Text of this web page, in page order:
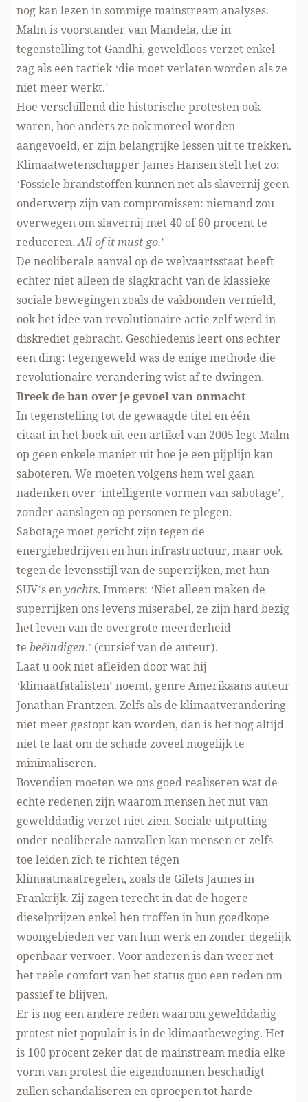
nog kan lezen in sommige mainstream analyses.
Malm is voorstander van Mandela, die in
tegenstelling tot Gandhi, geweldloos verzet enkel
zag als een tactiek ‘die moet verlaten worden als ze
niet meer werkt.’
Hoe verschillend die historische protesten ook
waren, hoe anders ze ook moreel worden
aangevoeld, er zijn belangrijke lessen uit te trekken.
Klimaatwetenschapper James Hansen stelt het zo:
‘Fossiele brandstoffen kunnen net als slavernij geen
onderwerp zijn van compromissen: niemand zou
overwegen om slavernij met 40 of 60 procent te
reduceren.All of it must go.’
De neoliberale aanval op de welvaartsstaat heeft
echter niet alleen de slagkracht van de klassieke
sociale bewegingen zoals de vakbonden vernield,
ook het idee van revolutionaire actie zelf werd in
diskrediet gebracht. Geschiedenis leert ons echter
een ding: tegengeweld was de enige methode die
revolutionaire verandering wist af te dwingen.
Breek de ban over je gevoel van onmacht
In tegenstelling tot de gewaagde titel en één
citaat in het boek uit een artikel van 2005 legt Malm
op geen enkele manier uit hoe je een pijplijn kan
saboteren. We moeten volgens hem wel gaan
nadenken over ‘intelligente vormen van sabotage’,
zonder aanslagen op personen te plegen.
Sabotage moet gericht zijn tegen de
energiebedrijven en hun infrastructuur, maar ook
tegen de levensstijl van de superrijken, met hun
SUV’s enyachts. Immers: ‘Niet alleen maken de
superrijken ons levens miserabel, ze zijn hard bezig
het leven van de overgrote meerderheid
te beëindigen.’ (cursief van de auteur).
Laat u ook niet afleiden door wat hij
‘klimaatfatalisten’ noemt, genre Amerikaans auteur
Jonathan Frantzen. Zelfs als de klimaatverandering
niet meer gestopt kan worden, dan is het nog altijd
niet te laat om de schade zoveel mogelijk te
minimaliseren.
Bovendien moeten we ons goed realiseren wat de
echte redenen zijn waarom mensen het nut van
gewelddadig verzet niet zien. Sociale uitputting
onder neoliberale aanvallen kan mensen er zelfs
toe leiden zich te richten tégen
klimaatmaatregelen, zoals de Gilets Jaunes in
Frankrijk. Zij zagen terecht in dat de hogere
dieselprijzen enkel hen troffen in hun goedkope
woongebieden ver van hun werk en zonder degelijk
openbaar vervoer. Voor anderen is dan weer net
het reële comfort van het status quo een reden om
passief te blijven.
Er is nog een andere reden waarom gewelddadig
protest niet populair is in de klimaatbeweging. Het
is 100 procent zeker dat de mainstream media elke
vorm van protest die eigendommen beschadigt
zullen schandaliseren en oproepen tot harde